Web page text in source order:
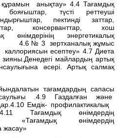
құрамын анықтау» 4.4 Тағамдық
бояғыштар, түсті реттеуші
пектинді заттар,
консерванттар, хош
өнімдерінің энергетикалық
3 зертханалық жұмыс
каллориясын есептеу» 4.7 Диета
майлардың артық
әсері. Артық салмақ
тағамдардың сапасы
.4.9 Газдалған және
Емдік- профилактикалық
Тағамдық өнімдердің
«Тағамдық өнімдердің
жасау»